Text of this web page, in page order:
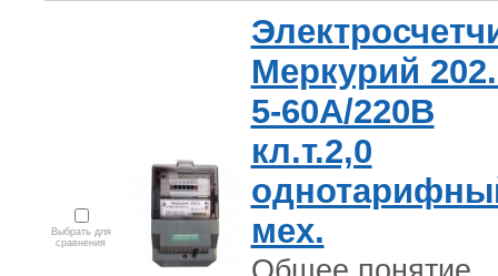
Выбрать для
сравнения
Меркурий
5-60А/220В
кл.т.2,0
мех.